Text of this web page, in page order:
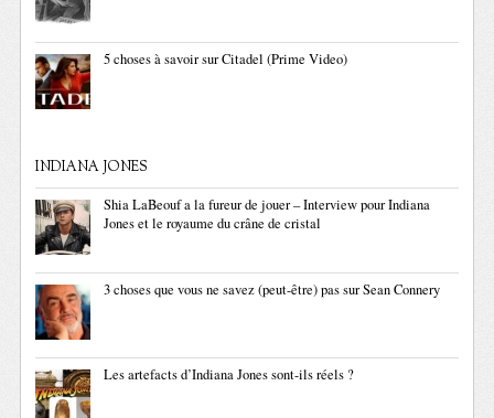
5 choses à savoir sur Citadel (Prime Video)
INDIANA JONES
Shia LaBeouf a la fureur de jouer – Interview pour Indiana
Jones et le royaume du crâne de cristal
3 choses que vous ne savez (peut-être) pas sur Sean Connery
Les artefacts d’Indiana Jones sont-ils réels ?